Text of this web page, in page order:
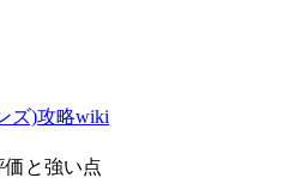
ズ)攻略wiki
と強い点